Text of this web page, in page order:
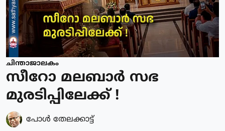
ചിന്താജാലകം
സീറോ മലബാർ സഭ
മുരടിപ്പിലേക്ക് !
പോള്‍ തേലക്കാട്ട്‌